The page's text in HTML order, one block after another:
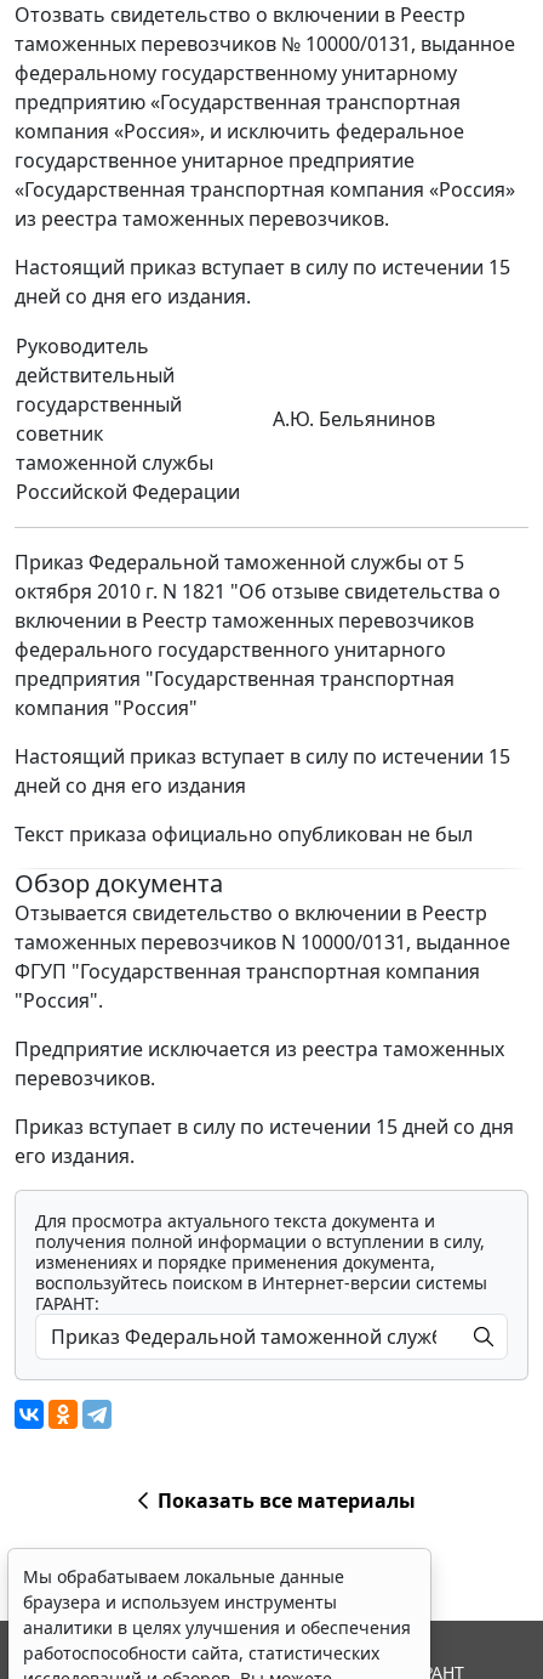
Отозвать свидетельство о включении в Реестр
таможенных перевозчиков № 10000/0131, выданное
федеральному государственному унитарному
предприятию «Государственная транспортная
компания «Россия», и исключить федеральное
государственное унитарное предприятие
«Государственная транспортная компания «Россия»
из реестра таможенных перевозчиков.
Настоящий приказ вступает в силу по истечении 15
дней со дня его издания.
Руководитель
действительный
государственный
советник
таможенной службы
Российской Федерации
А.Ю. Бельянинов
Приказ Федеральной таможенной службы от 5
октября 2010 г. N 1821 "Об отзыве свидетельства о
включении в Реестр таможенных перевозчиков
федерального государственного унитарного
предприятия "Государственная транспортная
компания "Россия"
Настоящий приказ вступает в силу по истечении 15
дней со дня его издания
Текст приказа официально опубликован не был
Обзор документа
Отзывается свидетельство о включении в Реестр
таможенных перевозчиков N 10000/0131, выданное
ФГУП "Государственная транспортная компания
"Россия".
Предприятие исключается из реестра таможенных
перевозчиков.
Приказ вступает в силу по истечении 15 дней со дня
его издания.
Для просмотра актуального текста документа и
получения полной информации о вступлении в силу,
изменениях и порядке применения документа,
воспользуйтесь поиском в Интернет-версии системы
ГАРАНТ:
Показать все материалы
Мы обрабатываем локальные данные
браузера и используем инструменты
аналитики в целях улучшения и обеспечения
работоспособности сайта, статистических
© ООО "НПП "ГАРАНТ-СЕРВИС", 2026. Система ГАРАНТ